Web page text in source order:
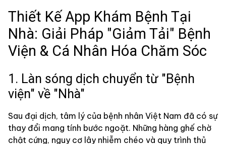
Thiết Kế App Khám Bệnh Tại
Nhà: Giải Pháp "Giảm Tải" Bệnh
Viện & Cá Nhân Hóa Chăm Sóc
1. Làn sóng dịch chuyển từ "Bệnh
viện" về "Nhà"
Sau đại dịch, tâm lý của bệnh nhân Việt Nam đã có sự
thay đổi mang tính bước ngoặt. Những hàng ghế chờ
chật cứng, nguy cơ lây nhiễm chéo và quy trình thủ